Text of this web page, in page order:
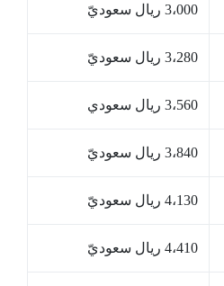
3،000 ريال سعوديّ
3،280 ريال سعوديّ
3،560 ريال سعودي
3،840 ريال سعوديّ
4،130 ريال سعوديّ
4،410 ريال سعوديّ